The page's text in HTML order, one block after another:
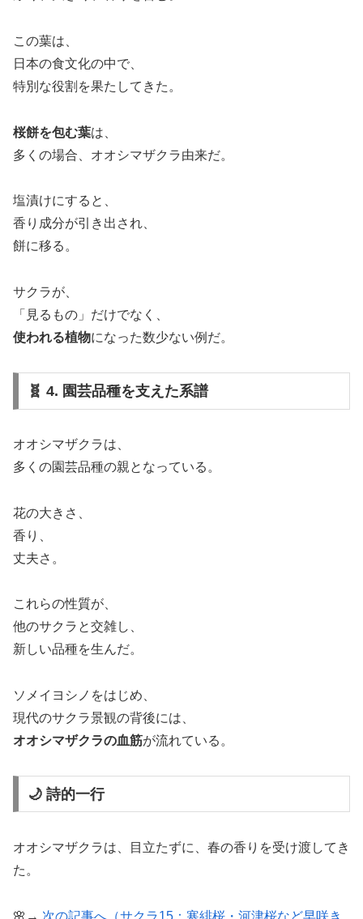
この葉は、
日本の食文化の中で、
特別な役割を果たしてきた。
桜餅を包む葉は、
多くの場合、オオシマザクラ由来だ。
塩漬けにすると、
香り成分が引き出され、
餅に移る。
サクラが、
「見るもの」だけでなく、
使われる植物になった数少ない例だ。
🧬 4. 園芸品種を支えた系譜
オオシマザクラは、
多くの園芸品種の親となっている。
花の大きさ、
香り、
丈夫さ。
これらの性質が、
他のサクラと交雑し、
新しい品種を生んだ。
ソメイヨシノをはじめ、
現代のサクラ景観の背後には、
オオシマザクラの血筋が流れている。
🌙 詩的一行
オオシマザクラは、目立たずに、春の香りを受け渡してき
た。
🌸→ 次の記事へ（サクラ15：寒緋桜・河津桜など早咲き